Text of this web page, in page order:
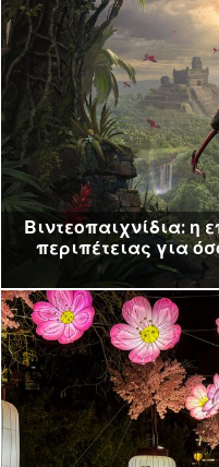
Βιντεοπαιχνίδια: η
περιπέτειας για